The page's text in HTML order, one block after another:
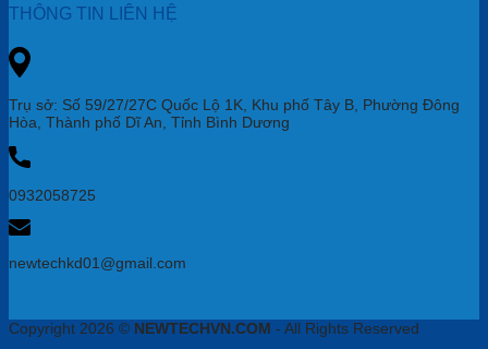
THÔNG TIN LIÊN HỆ
Trụ sở: Số 59/27/27C Quốc Lộ 1K, Khu phố Tây B, Phường Đông
Hòa, Thành phố Dĩ An, Tỉnh Bình Dương
0932058725
newtechkd01@gmail.com
Copyright 2026 © NEWTECHVN.COM - All Rights Reserved